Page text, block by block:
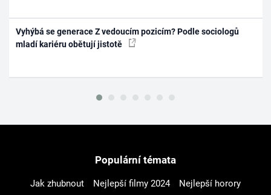
Vyhýbá se generace Z vedoucím pozicím? Podle sociologů
mladí kariéru obětují jistotě
Populární témata
Jak zhubnout Nejlepší filmy 2024
Nejlepší horory